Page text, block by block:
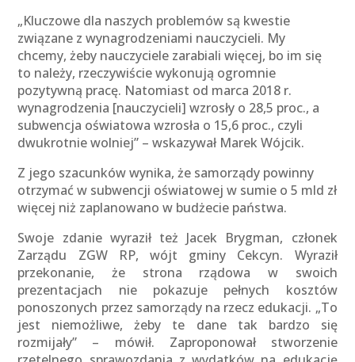
„Kluczowe dla naszych problemów są kwestie
związane z wynagrodzeniami nauczycieli. My
chcemy, żeby nauczyciele zarabiali więcej, bo im się
to należy, rzeczywiście wykonują ogromnie
pozytywną pracę. Natomiast od marca 2018 r.
wynagrodzenia [nauczycieli] wzrosły o 28,5 proc., a
subwencja oświatowa wzrosła o 15,6 proc., czyli
dwukrotnie wolniej” – wskazywał Marek Wójcik.
Z jego szacunków wynika, że samorządy powinny
otrzymać w subwencji oświatowej w sumie o 5 mld zł
więcej niż zaplanowano w budżecie państwa.
Swoje zdanie wyraził też Jacek Brygman, członek
Zarządu ZGW RP, wójt gminy Cekcyn. Wyraził
przekonanie, że strona rządowa w swoich
prezentacjach nie pokazuje pełnych kosztów
ponoszonych przez samorządy na rzecz edukacji. „To
jest niemożliwe, żeby te dane tak bardzo się
rozmijały” – mówił. Zaproponował stworzenie